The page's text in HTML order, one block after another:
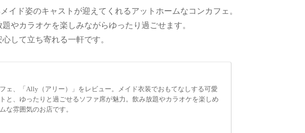
イド姿のキャストが迎えてくれるアットホームなコンカフェ。
やカラオケを楽しみながらゆったり過ごせます。
して立ち寄れる一軒です。
ェ、「Ally（アリー）」をレビュー。メイド衣装でおもてなしする可愛
と、ゆったりと過ごせるソファ席が魅力。飲み放題やカラオケを楽しめ
な雰囲気のお店です。